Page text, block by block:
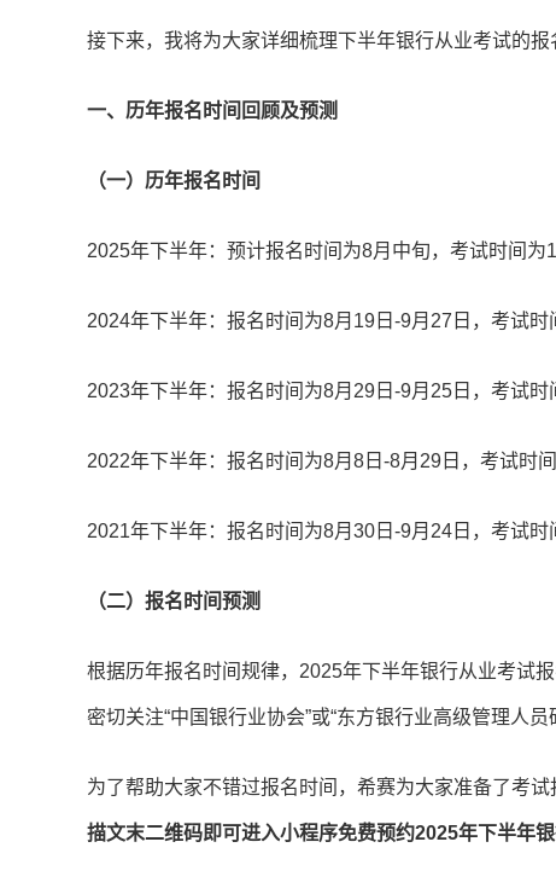
接下来，我将为大家详细梳理下半年银行从业考试的报
一、历年报名时间回顾及预测
（一）历年报名时间
2025年下半年：预计报名时间为8月中旬，考试时间为
2024年下半年：报名时间为8月19日-9月27日，考试时
2023年下半年：报名时间为8月29日-9月25日，考试时
2022年下半年：报名时间为8月8日-8月29日，考试时间
2021年下半年：报名时间为8月30日-9月24日，考试时
（二）报名时间预测
根据历年报名时间规律，2025年下半年银行从业考试
密切关注“中国银行业协会”或“东方银行业高级管理人员
为了帮助大家不错过报名时间，希赛为大家准备了考
描文末二维码即可进入小程序免费预约2025年下半年银